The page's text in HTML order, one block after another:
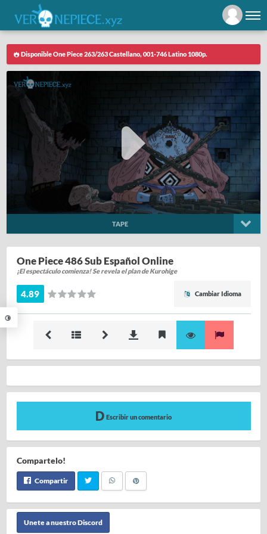
Disponible One Piece 263/263 Castellano, 001-746 Latino 1080p.
TAPE
One Piece 486 Sub Español Online
¡El espectáculo comienza! Se revela el plan de Kurohige
4.89 Cambiar Idioma
Escribir un comentario
Compartelo!
Compartir
Unete a nuestro Discord